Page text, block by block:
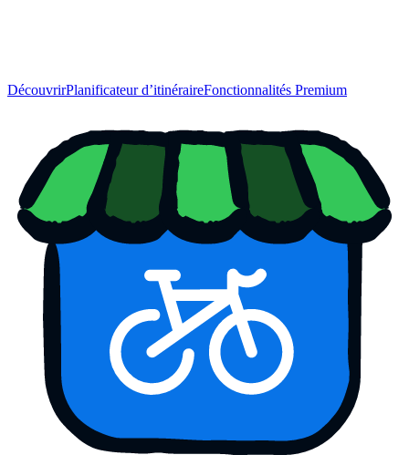
DécouvrirPlanificateur d’itinéraireFonctionnalités Premium